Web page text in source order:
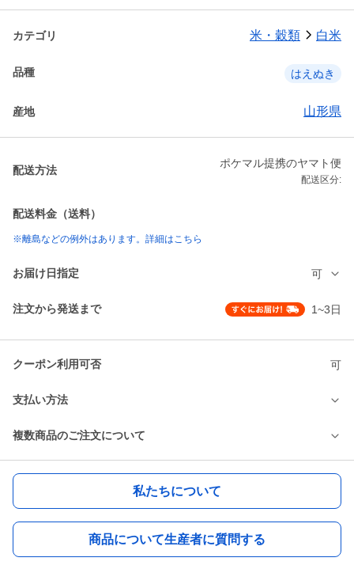
カテゴリ 米・穀類 白米
品種 はえぬき
産地 山形県
配送方法
ポケマル提携のヤマト便
配送区分:
配送料金（送料）
※離島などの例外はあります。詳細はこちら
お届け日指定 可
注文から発送まで 1~3日
クーポン利用可否 可
支払い方法
複数商品のご注文について
私たちについて
商品について生産者に質問する